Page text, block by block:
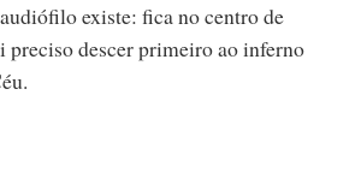
existe: fica no centro de
preciso descer primeiro ao inferno